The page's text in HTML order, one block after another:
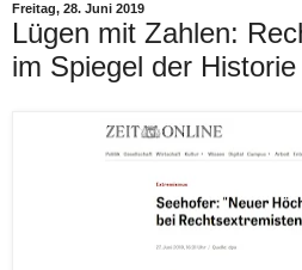
Freitag, 28. Juni 2019
Lügen mit Zahlen:
im Spiegel der Historie